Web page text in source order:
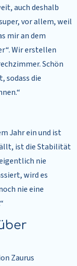
auch deshalb
vor allem, weil
mir an dem
Wir erstellen
Schön
sodass die
Jahr ein und ist
ist die Stabilität
nie
wird es
nie eine
Zaurus